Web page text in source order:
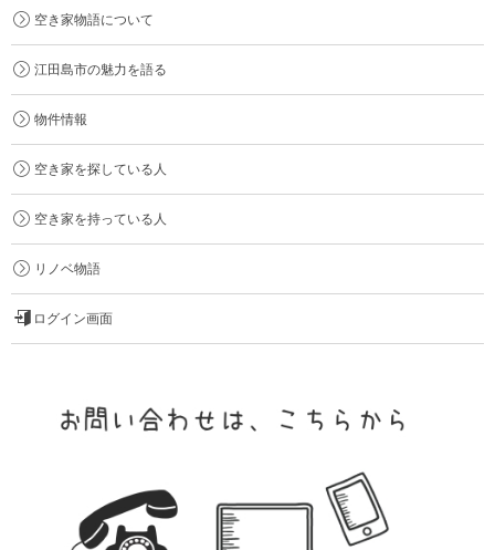
空き家物語について
江田島市の魅力を語る
物件情報
空き家を探している人
空き家を持っている人
リノベ物語
ログイン画面